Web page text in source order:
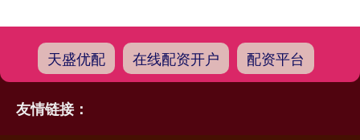
天盛优配 在线配资开户 配资平台
友情链接：